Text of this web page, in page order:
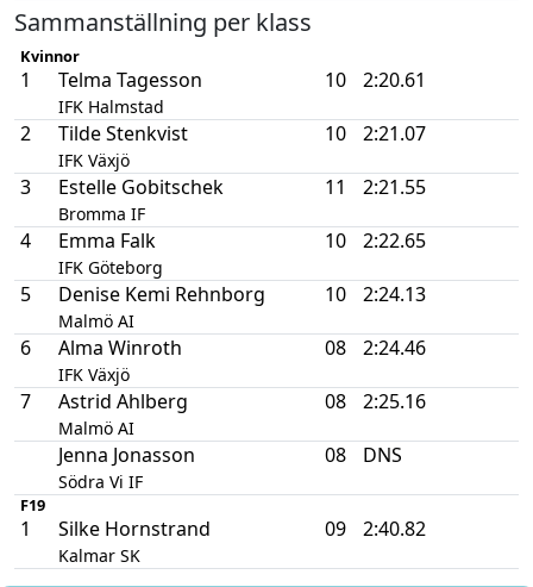
Sammanställning per klass
Kvinnor
1 Telma Tagesson
IFK Halmstad
10 2:20.61
2 Tilde Stenkvist
IFK Växjö
10 2:21.07
3 Estelle Gobitschek
Bromma IF
11 2:21.55
4 Emma Falk
IFK Göteborg
10 2:22.65
5 Denise Kemi Rehnborg
Malmö AI
10 2:24.13
6 Alma Winroth
IFK Växjö
08 2:24.46
7 Astrid Ahlberg
Malmö AI
08 2:25.16
Jenna Jonasson
Södra Vi IF
08 DNS
F19
1 Silke Hornstrand
Kalmar SK
09 2:40.82